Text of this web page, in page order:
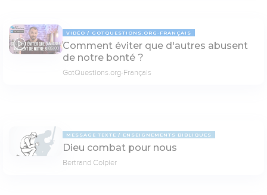
05:00
VIDÉO GOTQUESTIONS.ORG-FRANÇAIS
Comment éviter que d'autres abusent
de notre bonté ?
GotQuestions.org-Français
MESSAGE TEXTE ENSEIGNEMENTS BIBLIQUES
Dieu combat pour nous
Bertrand Colpier